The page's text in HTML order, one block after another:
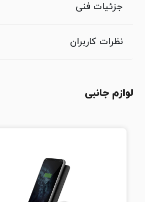
جزئیات فنی
نظرات کاربران
لوازم جانبی